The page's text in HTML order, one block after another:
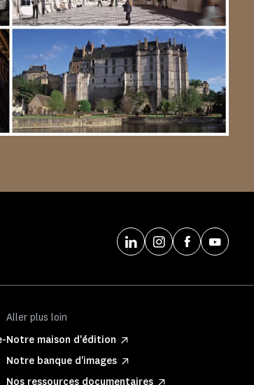
Aller plus loin
Notre maison d'édition
Notre banque d'images
Nos ressources documentaires